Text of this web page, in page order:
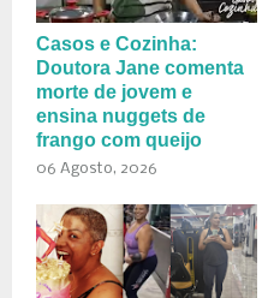
Casos e Cozinha:
Doutora Jane comenta
morte de jovem e
ensina nuggets de
frango com queijo
06 Agosto, 2026